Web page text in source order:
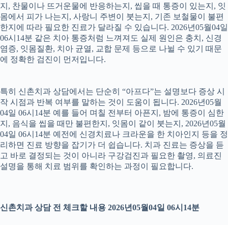
지, 찬물이나 뜨거운물에 반응하는지, 씹을 때 통증이 있는지, 잇
몸에서 피가 나는지, 사랑니 주변이 붓는지, 기존 보철물이 불편
한지에 따라 필요한 진료가 달라질 수 있습니다. 2026년05월04일
06시14분 같은 치아 통증처럼 느껴져도 실제 원인은 충치, 신경
염증, 잇몸질환, 치아 균열, 교합 문제 등으로 나뉠 수 있기 때문
에 정확한 검진이 먼저입니다.
특히 신촌치과 상담에서는 단순히 “아프다”는 설명보다 증상 시
작 시점과 반복 여부를 말하는 것이 도움이 됩니다. 2026년05월
04일 06시14분 예를 들어 며칠 전부터 아픈지, 밤에 통증이 심한
지, 음식을 씹을 때만 불편한지, 잇몸이 같이 붓는지, 2026년05월
04일 06시14분 예전에 신경치료나 크라운을 한 치아인지 등을 정
리하면 진료 방향을 잡기가 더 쉽습니다. 치과 진료는 증상을 듣
고 바로 결정되는 것이 아니라 구강검진과 필요한 촬영, 의료진
설명을 통해 치료 범위를 확인하는 과정이 필요합니다.
신촌치과 상담 전 체크할 내용 2026년05월04일 06시14분